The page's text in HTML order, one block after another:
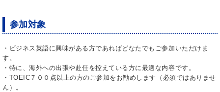
参加対象
・ビジネス英語に興味がある方であればどなたでもご参加いただけま
す。
・特に、海外への出張や赴任を控えている方に最適な内容です。
・TOEIC７００点以上の方のご参加をお勧めします（必須ではありませ
ん）。